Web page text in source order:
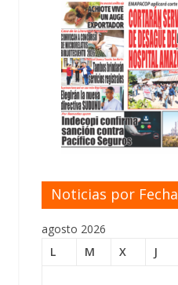
Noticias por Fecha
agosto 2026
L
M X J